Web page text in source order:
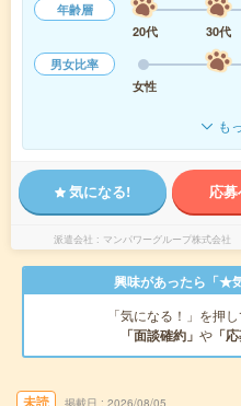
年齢層
20代
30代
男女比率
女性
も
気になる! 応
派遣会社 マンパワーグループ株式会社
興味があったら「★
「気になる！」を押
「面談確約」 や 「
未読